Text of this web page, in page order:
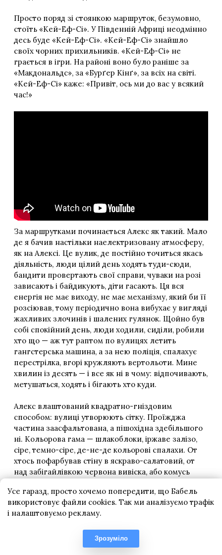
Усе гаразд, просто хочемо попередити, що Бабель
використовує файли cookies. Так ми аналізуємо трафік
і налаштовуємо рекламу.
Зрозуміло